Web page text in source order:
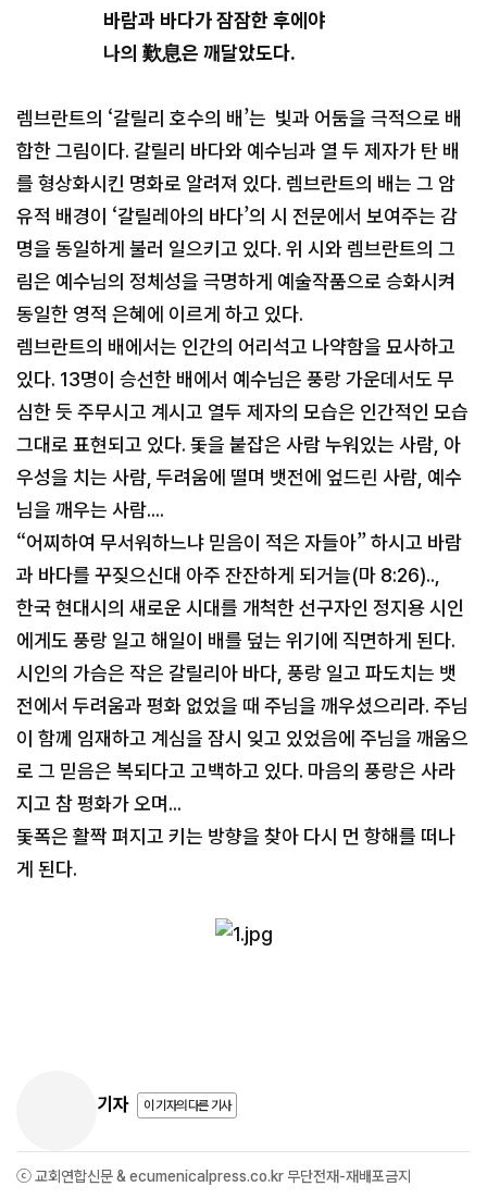
바람과 바다가 잠잠한 후에야
나의 歎息은 깨달았도다.
렘브란트의 ‘갈릴리 호수의 배’는 빛과 어둠을 극적으로 배
합한 그림이다. 갈릴리 바다와 예수님과 열 두 제자가 탄 배
를 형상화시킨 명화로 알려져 있다. 렘브란트의 배는 그 암
유적 배경이 ‘갈릴레아의 바다’의 시 전문에서 보여주는 감
명을 동일하게 불러 일으키고 있다. 위 시와 렘브란트의 그
림은 예수님의 정체성을 극명하게 예술작품으로 승화시켜
동일한 영적 은혜에 이르게 하고 있다.
렘브란트의 배에서는 인간의 어리석고 나약함을 묘사하고
있다. 13명이 승선한 배에서 예수님은 풍랑 가운데서도 무
심한 듯 주무시고 계시고 열두 제자의 모습은 인간적인 모습
그대로 표현되고 있다. 돛을 붙잡은 사람 누워있는 사람, 아
우성을 치는 사람, 두려움에 떨며 뱃전에 엎드린 사람, 예수
님을 깨우는 사람....
“어찌하여 무서워하느냐 믿음이 적은 자들아” 하시고 바람
과 바다를 꾸짖으신대 아주 잔잔하게 되거늘(마 8:26)..,
한국 현대시의 새로운 시대를 개척한 선구자인 정지용 시인
에게도 풍랑 일고 해일이 배를 덮는 위기에 직면하게 된다.
시인의 가슴은 작은 갈릴리아 바다, 풍랑 일고 파도치는 뱃
전에서 두려움과 평화 없었을 때 주님을 깨우셨으리라. 주님
이 함께 임재하고 계심을 잠시 잊고 있었음에 주님을 깨움으
로 그 믿음은 복되다고 고백하고 있다. 마음의 풍랑은 사라
지고 참 평화가 오며...
돛폭은 활짝 펴지고 키는 방향을 찾아 다시 먼 항해를 떠나
게 된다.
기자 이 기자의 다른 기사
ⓒ 교회연합신문 & ecumenicalpress.co.kr 무단전재-재배포금지